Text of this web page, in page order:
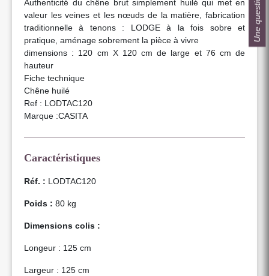
Authenticité du chêne brut simplement huilé qui met en
valeur les veines et les nœuds de la matière, fabrication
traditionnelle à tenons : LODGE à la fois sobre et
pratique, aménage sobrement la pièce à vivre
dimensions : 120 cm X 120 cm de large et 76 cm de
hauteur
Fiche technique
Chêne huilé
Ref : LODTAC120
Marque :CASITA
Caractéristiques
Réf. : LODTAC120
Poids : 80 kg
Dimensions colis :
Longeur : 125 cm
Largeur : 125 cm
Une question ?